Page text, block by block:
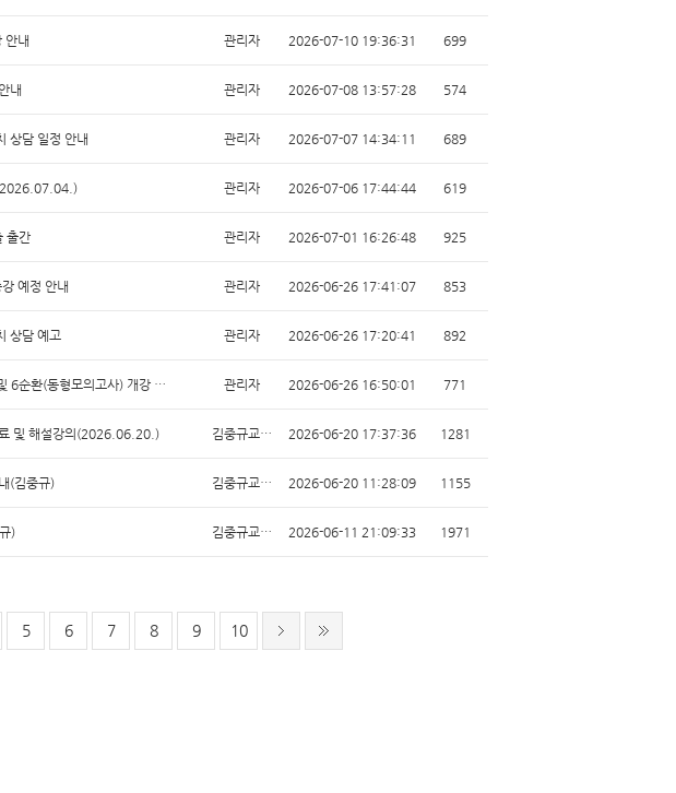
안내 관리자 2026-07-10 19:36:31 699
내 관리자 2026-07-08 13:57:28 574
상담 일정 안내 관리자 2026-07-07 14:34:11 689
관리자 2026-07-06 17:44:44 619
출간 관리자 2026-07-01 16:26:48 925
예정 안내 관리자 2026-06-26 17:41:07 853
상담 예고 관리자 2026-06-26 17:20:41 892
6순환(동형모의고사) 개강 … 관리자 2026-06-26 16:50:01 771
및 해설강의(2026.06.20.) 김중규교… 2026-06-20 17:37:36 1281
(김중규) 김중규교… 2026-06-20 11:28:09 1155
) 김중규교… 2026-06-11 21:09:33 1971
5 6 7 8 9 10